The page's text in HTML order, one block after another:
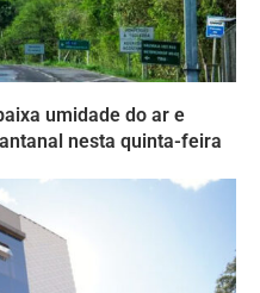
umidade do ar e
nesta quinta-feira